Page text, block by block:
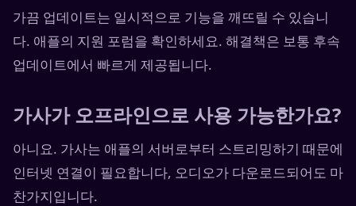
가끔 업데이트는 일시적으로 기능을 깨뜨릴 수 있습니
다. 애플의 지원 포럼을 확인하세요. 해결책은 보통 후속
업데이트에서 빠르게 제공됩니다.
가사가 오프라인으로 사용 가능한가요?
아니요. 가사는 애플의 서버로부터 스트리밍하기 때문에
인터넷 연결이 필요합니다, 오디오가 다운로드되어도 마
찬가지입니다.